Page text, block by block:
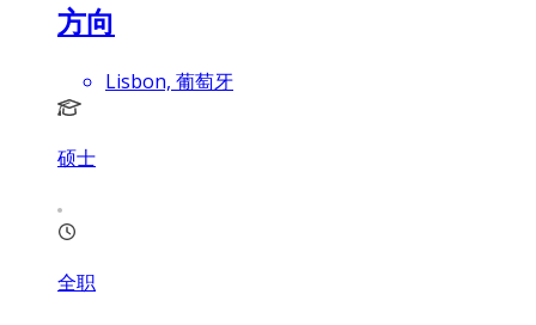
方向
Lisbon, 葡萄牙
硕士
全职